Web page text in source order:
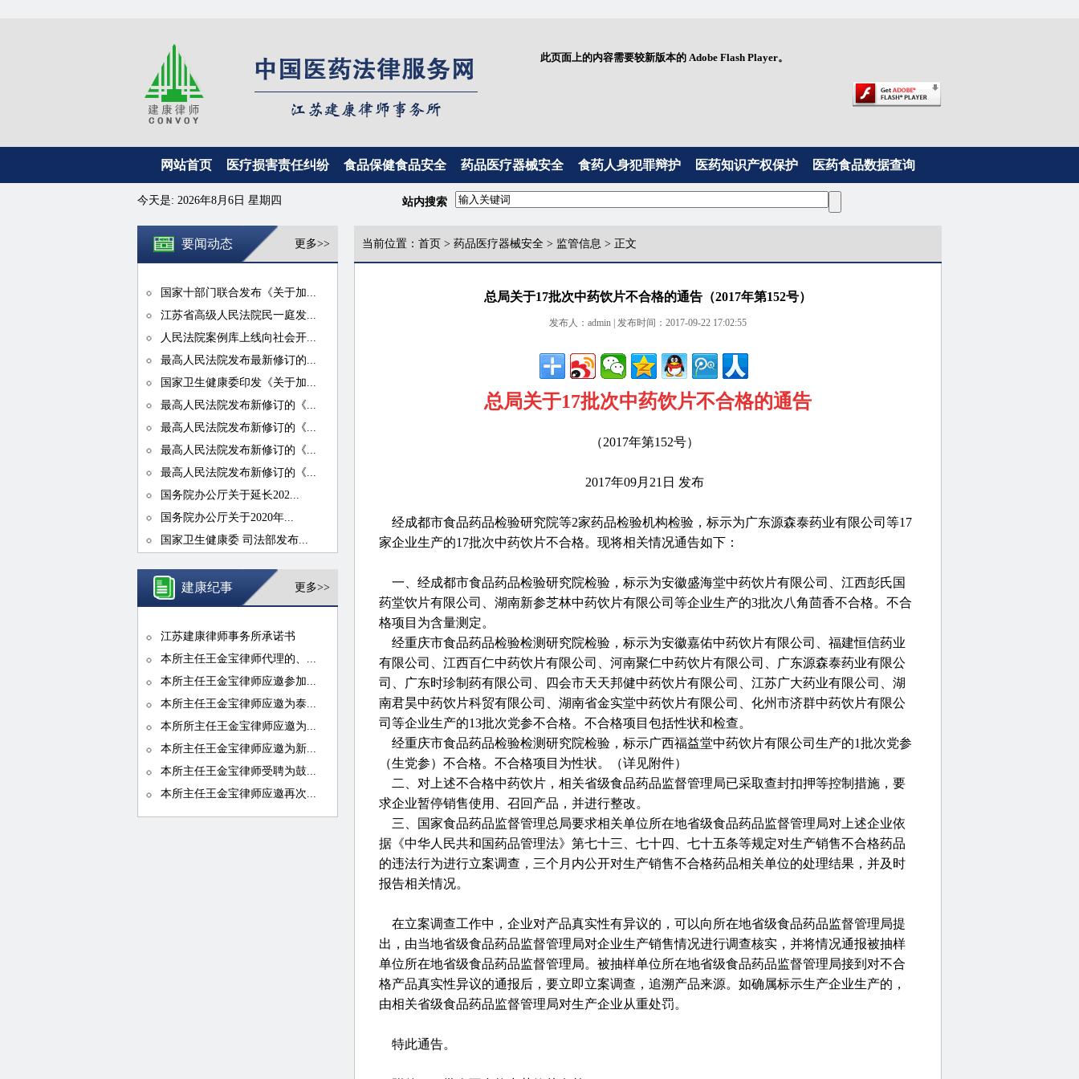
此页面上的内容需要较新版本的 Adobe Flash Player。
网站首页 医疗损害责任纠纷 食品保健食品安全 药品医疗器械安全 食药人身犯罪辩护 医药知识产权保护 医药食品数据查询
今天是: 2026年8月6日 星期四 站内搜索
要闻动态 更多>>
国家十部门联合发布《关于加...
江苏省高级人民法院民一庭发...
人民法院案例库上线向社会开...
最高人民法院发布最新修订的...
国家卫生健康委印发《关于加...
最高人民法院发布新修订的《...
最高人民法院发布新修订的《...
最高人民法院发布新修订的《...
最高人民法院发布新修订的《...
国务院办公厅关于延长202...
国务院办公厅关于2020年...
国家卫生健康委 司法部发布...
建康纪事 更多>>
江苏建康律师事务所承诺书
本所主任王金宝律师代理的、...
本所主任王金宝律师应邀参加...
本所主任王金宝律师应邀为泰...
本所所主任王金宝律师应邀为...
本所主任王金宝律师应邀为新...
本所主任王金宝律师受聘为鼓...
本所主任王金宝律师应邀再次...
当前位置： 首页 > 药品医疗器械安全 > 监管信息 > 正文
总局关于17批次中药饮片不合格的通告（2017年第152号）
发布人：admin | 发布时间：2017-09-22 17:02:55
总局关于17批次中药饮片不合格的通告
（2017年第152号）
2017年09月21日 发布
经成都市食品药品检验研究院等2家药品检验机构检验，标示为广东源森泰药业有限公司等17
家企业生产的17批次中药饮片不合格。现将相关情况通告如下：
一、经成都市食品药品检验研究院检验，标示为安徽盛海堂中药饮片有限公司、江西彭氏国
药堂饮片有限公司、湖南新参芝林中药饮片有限公司等企业生产的3批次八角茴香不合格。不合
格项目为含量测定。
经重庆市食品药品检验检测研究院检验，标示为安徽嘉佑中药饮片有限公司、福建恒信药业
有限公司、江西百仁中药饮片有限公司、河南聚仁中药饮片有限公司、广东源森泰药业有限公
司、广东时珍制药有限公司、四会市天天邦健中药饮片有限公司、江苏广大药业有限公司、湖
南君昊中药饮片科贸有限公司、湖南省金实堂中药饮片有限公司、化州市济群中药饮片有限公
司等企业生产的13批次党参不合格。不合格项目包括性状和检查。
经重庆市食品药品检验检测研究院检验，标示广西福益堂中药饮片有限公司生产的1批次党参
（生党参）不合格。不合格项目为性状。（详见附件）
二、对上述不合格中药饮片，相关省级食品药品监督管理局已采取查封扣押等控制措施，要
求企业暂停销售使用、召回产品，并进行整改。
三、国家食品药品监督管理总局要求相关单位所在地省级食品药品监督管理局对上述企业依
据《中华人民共和国药品管理法》第七十三、七十四、七十五条等规定对生产销售不合格药品
的违法行为进行立案调查，三个月内公开对生产销售不合格药品相关单位的处理结果，并及时
报告相关情况。
在立案调查工作中，企业对产品真实性有异议的，可以向所在地省级食品药品监督管理局提
出，由当地省级食品药品监督管理局对企业生产销售情况进行调查核实，并将情况通报被抽样
单位所在地省级食品药品监督管理局。被抽样单位所在地省级食品药品监督管理局接到对不合
格产品真实性异议的通报后，要立即立案调查，追溯产品来源。如确属标示生产企业生产的，
由相关省级食品药品监督管理局对生产企业从重处罚。
特此通告。